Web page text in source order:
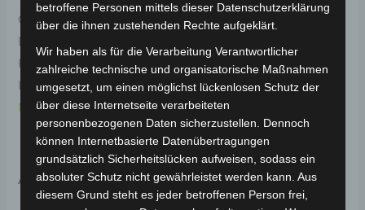
Original-Ersatzteil für den Elektro-Scooter VSX.
Blinkerabdeckung-mattschwarz (2020) für optimale
Funktionalität und Haltbarkeit. Weitere
Informationen zum Fahrzeug findest du hier:Volta
Motor Elektro-Scooter VSX.
Ähnliche Produkte
betroffene Personen mittels dieser Datenschutzerklärung
über die ihnen zustehenden Rechte aufgeklärt.
Wir haben als für die Verarbeitung Verantwortlicher
zahlreiche technische und organisatorische Maßnahmen
umgesetzt, um einen möglichst lückenlosen Schutz der
über diese Internetseite verarbeiteten
personenbezogenen Daten sicherzustellen. Dennoch
können Internetbasierte Datenübertragungen
grundsätzlich Sicherheitslücken aufweisen, sodass ein
absoluter Schutz nicht gewährleistet werden kann. Aus
diesem Grund steht es jeder betroffenen Person frei,